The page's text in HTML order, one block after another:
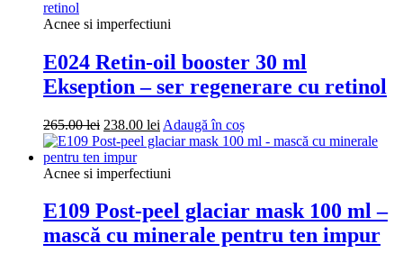
Acnee si imperfectiuni
E024 Retin-oil booster 30 ml
Ekseption – ser regenerare cu retinol
265.00lei Prețul
inițial
a
fost:
238.00 lei Prețul
curent
238.00 lei.
Adaugă în coș
Acnee si imperfectiuni
E109 Post-peel glaciar mask 100 ml –
mască cu minerale pentru ten impur